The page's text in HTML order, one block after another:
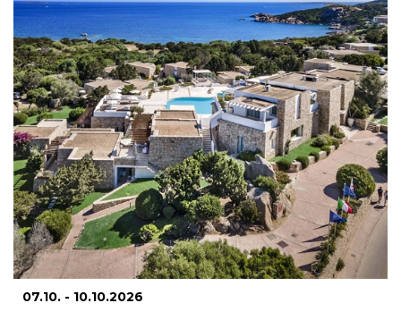
07.10. - 10.10.2026